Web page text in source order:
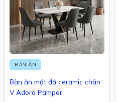
BÀN ĂN
Bàn ăn mặt đá ceramic chân
V Adora Pamper